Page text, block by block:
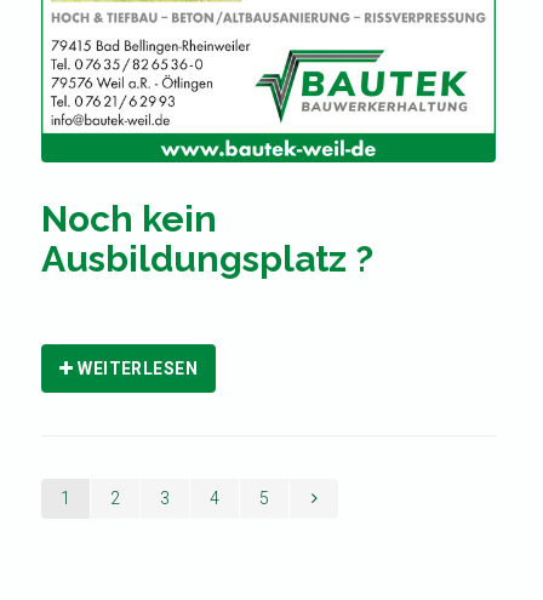
Noch kein
Ausbildungsplatz ?
WEITERLESEN
1 2 3 4 5